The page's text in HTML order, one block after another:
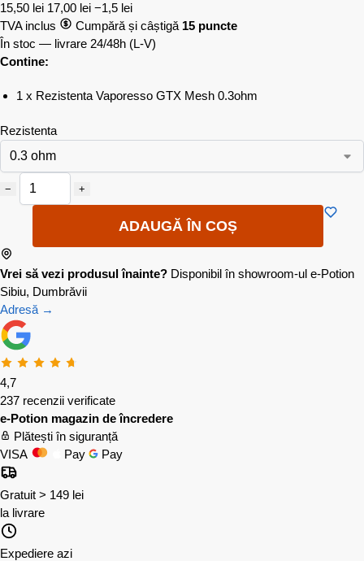
15,50 lei 17,00 lei −1,5 lei
TVA inclus
Cumpără și câștigă 15 puncte
În stoc — livrare 24/48h (L-V)
Contine:
1 x Rezistenta Vaporesso GTX Mesh 0.3ohm
Rezistenta
− +
ADAUGĂ ÎN COȘ
Vrei să vezi produsul înainte? Disponibil în showroom-ul e-Potion
Sibiu, Dumbrăvii
Adresă →
4,7
237 recenzii verificate
e-Potion magazin de încredere
Plătești în siguranță
VISA
Pay Pay
Gratuit > 149 lei
la livrare
Expediere azi